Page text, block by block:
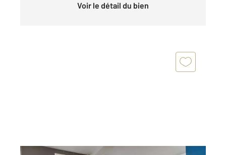
Voir le détail du bien